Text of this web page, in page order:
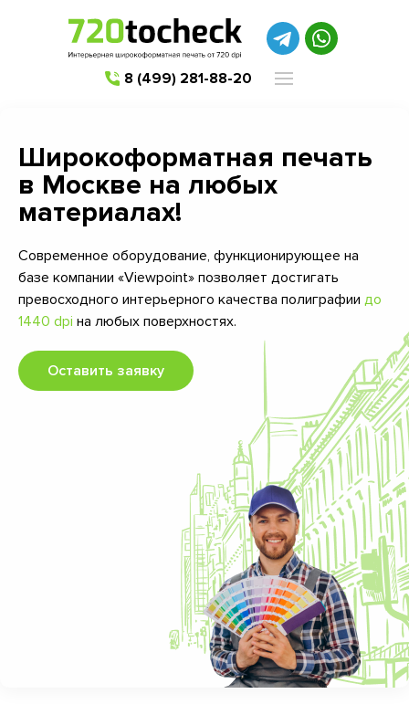
8 (499) 281-88-20
Широкоформатная печать
в Москве на любых
материалах!
Современное оборудование, функционирующее на
базе компании «Viewpoint» позволяет достигать
превосходного интерьерного качества полиграфии до
1440 dpi на любых поверхностях.
Оставить заявку